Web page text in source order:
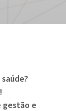
gestão e